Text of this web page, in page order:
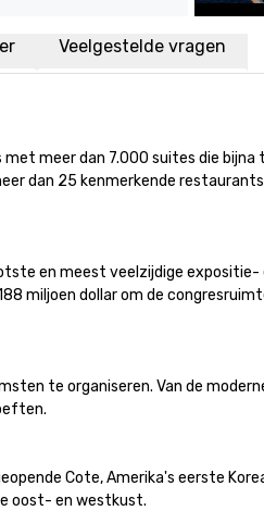
Veelgestelde vragen
meer dan 7.000 suites die bijna
dan 25 kenmerkende
en meest veelzijdige expositie-
miljoen dollar om de
te organiseren. Van de
Cote, Amerika's eerste
oost- en westkust.